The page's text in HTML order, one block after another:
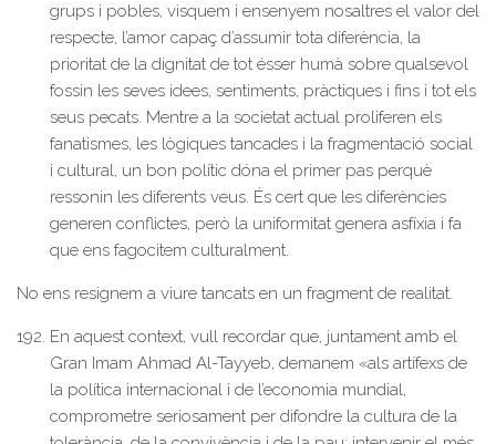
grups i pobles, visquem i ensenyem nosaltres el valor del
respecte, l’amor capaç d’assumir tota diferència, la
prioritat de la dignitat de tot ésser humà sobre qualsevol
fossin les seves idees, sentiments, pràctiques i fins i tot els
seus pecats. Mentre a la societat actual proliferen els
fanatismes, les lògiques tancades i la fragmentació social
i cultural, un bon polític dóna el primer pas perquè
ressonin les diferents veus. És cert que les diferències
generen conflictes, però la uniformitat genera asfíxia i fa
que ens fagocitem culturalment.
No ens resignem a viure tancats en un fragment de realitat.
En aquest context, vull recordar que, juntament amb el
Gran Imam Ahmad Al-Tayyeb, demanem «als artífexs de
la política internacional i de l’economia mundial,
comprometre seriosament per difondre la cultura de la